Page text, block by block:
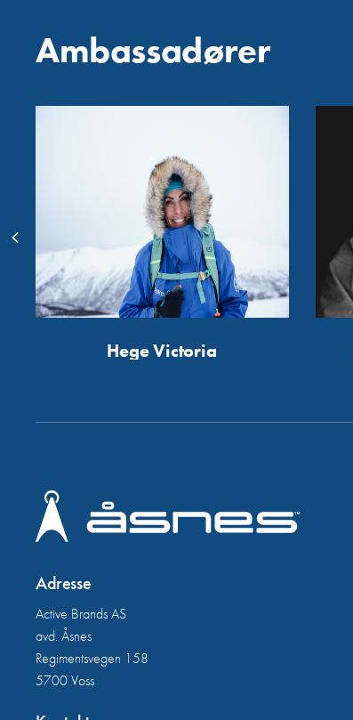
Ambassadører
Hege Victoria
Adresse
Active Brands AS
avd. Åsnes
Regimentsvegen 158
5700 Voss